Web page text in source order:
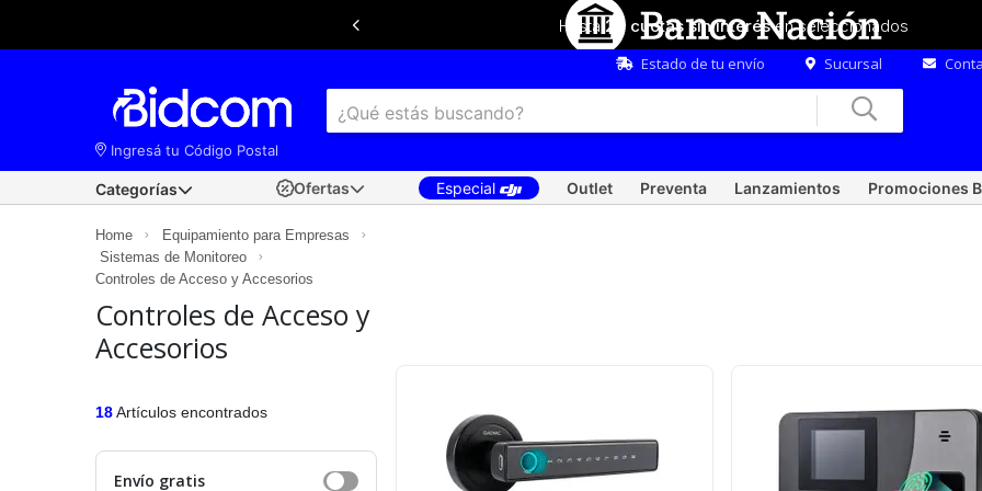
Hasta 20 cuotas sin interésen seleccionados
Estado de tu envío Sucursal
Ingresá tu Código Postal
mejores ofertas de envío y retiro disponibles
según tu ubicación.
×
Ofertas Especial Outlet Preventa Lanzamientos Promociones
Categorías
Home
Equipamiento para Empresas
Sistemas de Monitoreo
Controles de Acceso y Accesorios
Controles de Acceso y
Accesorios
18Artículos encontrados
Envío gratis